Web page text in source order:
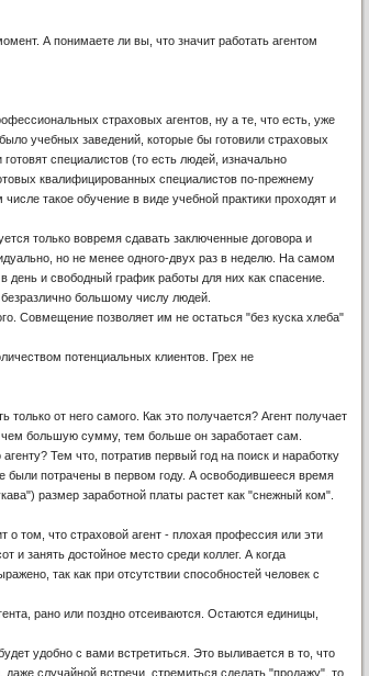
А понимаете ли вы, что значит работать агентом
страховых агентов, ну а те, что есть, уже
учебных заведений, которые бы готовили страховых
готовят специалистов (то есть людей, изначально
квалифицированных специалистов по-прежнему
такое обучение в виде учебной практики проходят и
только вовремя сдавать заключенные договора и
но не менее одного-двух раз в неделю. На самом
день и свободный график работы для них как спасение.
большому числу людей.
Совмещение позволяет им не остаться "без куска хлеба"
потенциальных клиентов. Грех не
только от него самого. Как это получается? Агент получает
большую сумму, тем больше он заработает сам.
Тем что, потратив первый год на поиск и наработку
были потрачены в первом году. А освободившееся время
размер заработной платы растет как "снежный ком".
том, что страховой агент - плохая профессия или эти
и занять достойное место среди коллег. А когда
так как при отсутствии способностей человек с
рано или поздно отсеиваются. Остаются единицы,
удобно с вами встретиться. Это выливается в то, что
случайной встречи, стремиться сделать "продажу", то